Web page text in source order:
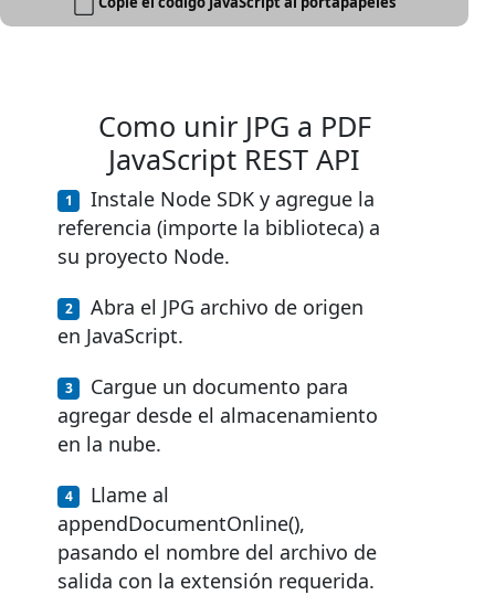
Como unir JPG a PDF
JavaScript REST API
Instale Node SDK y agregue la
referencia (importe la biblioteca) a
su proyecto Node.
Abra el JPG archivo de origen
en JavaScript.
Cargue un documento para
agregar desde el almacenamiento
en la nube.
Llame al
appendDocumentOnline(),
pasando el nombre del archivo de
salida con la extensión requerida.